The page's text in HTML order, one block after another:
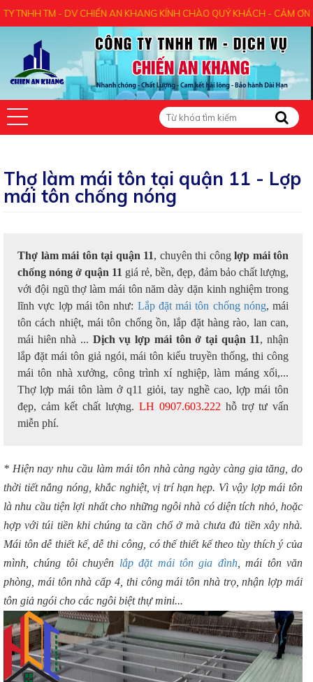
- DV CHIẾN AN KHANG KÍNH CHÀO QUÝ KHÁCH - CẢM ƠN QUÝ
Thợ làm mái tôn tại quận 11 - Lợp
mái tôn chống nóng
Thợ làm mái tôn tại quận 11, chuyên thi công lợp mái tôn
chống nóng ở quận 11 giá rẻ, bền, đẹp, đảm bảo chất lượng,
với đội ngũ thợ làm mái tôn năm dày dặn kinh nghiệm trong
lĩnh vực lợp mái tôn như: Lắp đặt mái tôn chống nóng, mái
tôn cách nhiệt, mái tôn chống ồn, lắp đặt hàng rào, lan can,
mái hiên nhà ... Dịch vụ lợp mái tôn ở tại quận 11, nhận
lắp đặt mái tôn giả ngói, mái tôn kiểu truyền thống, thi công
mái tôn nhà xưởng, công trình xí nghiệp, làm máng xối,...
Thợ lợp mái tôn làm ở q11 giỏi, tay nghề cao, lợp mái tôn
đẹp, cảm kết chất lượng. LH 0907.603.222 hỗ trợ tư vấn
miễn phí.
* Hiện nay nhu cầu làm mái tôn nhà càng ngày càng gia tăng, do
thời tiết nắng nóng, khắc nghiệt, vị trí hạn hẹp. Vì vậy lợp mái tôn
là nhu cầu tiện lợi nhất cho những ngôi nhà có diện tích nhỏ, hoặc
hợp với túi tiền khi chúng ta cần chổ ở mà chưa đủ tiền xây nhà.
Mái tôn dễ thiết kế, dễ thi công, có thế thiết kế theo tùy thích ý của
mình, chúng tôi chuyên lắp đặt mái tôn gia đình, mái tôn văn
phòng, mái tôn nhà cấp 4, thi công mái tôn nhà trọ, nhận lợp mái
tôn giả ngói cho các ngôi biệt thự mini...